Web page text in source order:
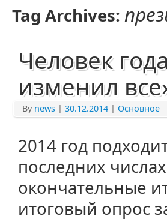
Tag Archives:
Человек
изменил
By news | 30.12.2014 | Основное
2014 год
последних
окончательные
итоговый опрос